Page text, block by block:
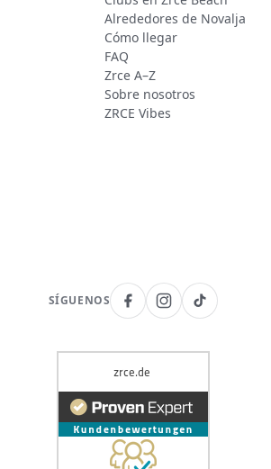
Alrededores de Novalja
Cómo llegar
FAQ
Zrce A–Z
Sobre nosotros
ZRCE Vibes
SÍGUENOS